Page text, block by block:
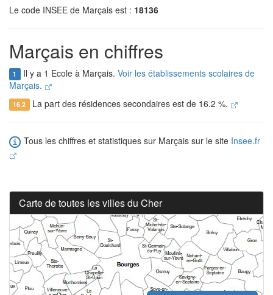
Le code INSEE de Marçais est : 18136
Marçais en chiffres
1 Il y a 1 Ecole à Marçais. Voir les établissements scolaires de
Marçais.
16.2 La part des résidences secondaires est de 16.2 %.
Tous les chiffres et statistiques sur Marçais sur le site Insee.fr
Carte de toutes les villes du Cher